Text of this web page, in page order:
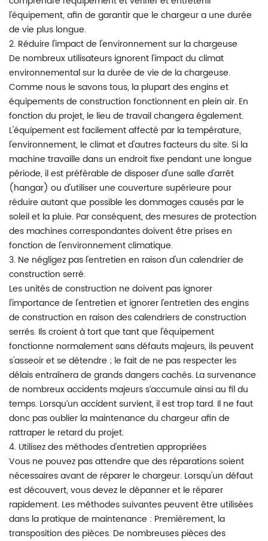
l'équipement, afin de garantir que le chargeur a une durée
de vie plus longue.
2. Réduire l'impact de l'environnement sur la chargeuse
De nombreux utilisateurs ignorent l'impact du climat
environnemental sur la durée de vie de la chargeuse.
Comme nous le savons tous, la plupart des engins et
équipements de construction fonctionnent en plein air. En
fonction du projet, le lieu de travail changera également.
L'équipement est facilement affecté par la température,
l'environnement, le climat et d'autres facteurs du site. Si la
machine travaille dans un endroit fixe pendant une longue
période, il est préférable de disposer d'une salle d'arrêt
(hangar) ou d'utiliser une couverture supérieure pour
réduire autant que possible les dommages causés par le
soleil et la pluie. Par conséquent, des mesures de protection
des machines correspondantes doivent être prises en
fonction de l'environnement climatique.
3. Ne négligez pas l'entretien en raison d'un calendrier de
construction serré.
Les unités de construction ne doivent pas ignorer
l'importance de l'entretien et ignorer l'entretien des engins
de construction en raison des calendriers de construction
serrés. Ils croient à tort que tant que l'équipement
fonctionne normalement sans défauts majeurs, ils peuvent
s'asseoir et se détendre ; le fait de ne pas respecter les
délais entraînera de grands dangers cachés. La survenance
de nombreux accidents majeurs s’accumule ainsi au fil du
temps. Lorsqu’un accident survient, il est trop tard. Il ne faut
donc pas oublier la maintenance du chargeur afin de
rattraper le retard du projet.
4. Utilisez des méthodes d'entretien appropriées
Vous ne pouvez pas attendre que des réparations soient
nécessaires avant de réparer le chargeur. Lorsqu'un défaut
est découvert, vous devez le dépanner et le réparer
rapidement. Les méthodes suivantes peuvent être utilisées
dans la pratique de maintenance : Premièrement, la
transposition des pièces. De nombreuses pièces des